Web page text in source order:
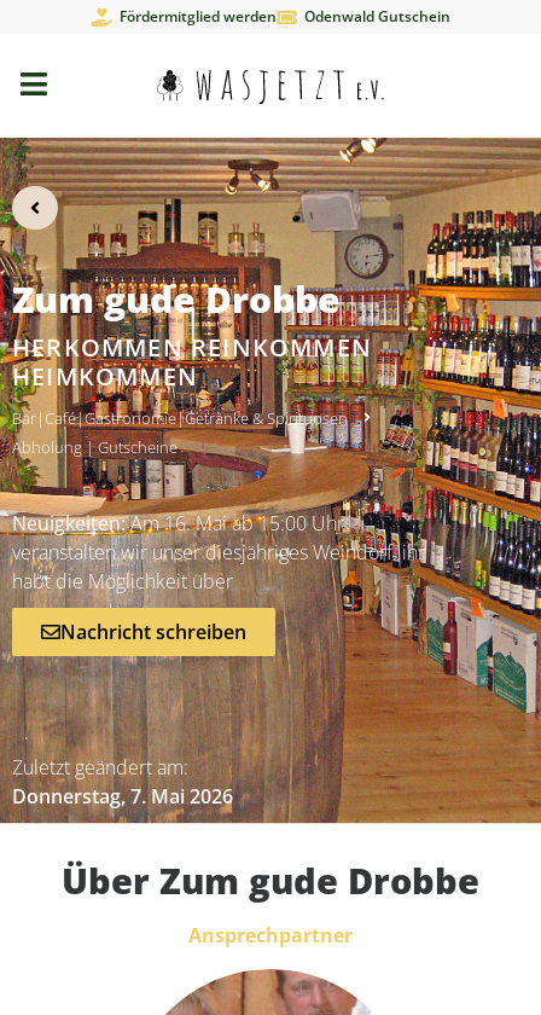
Fördermitglied werden Odenwald Gutschein
Zum gude Drobbe
HERKOMMEN REINKOMMEN
HEIMKOMMEN
Bar|Café|Gastronomie|Getränke & Spirituosen
Abholung|Gutscheine
Neuigkeiten:Am 16. Mai ab 15:00 Uhr
veranstalten wir unser diesjähriges Weindorf. ihr
habt die Möglichkeit über
Nachricht schreiben
Zuletzt geändert am:
Donnerstag, 7. Mai 2026
Über Zum gude Drobbe
Ansprechpartner